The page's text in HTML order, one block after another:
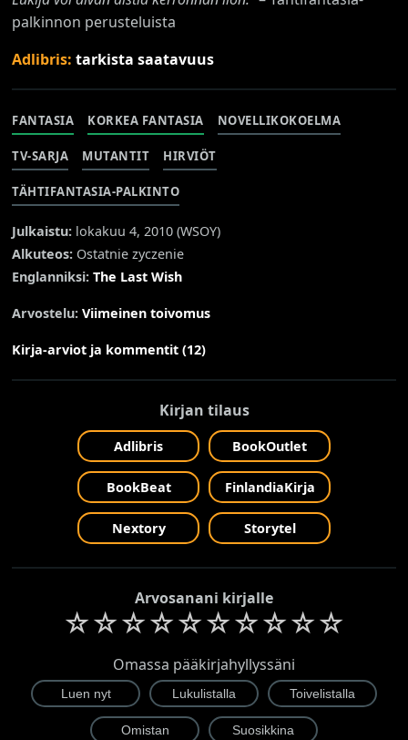
palkinnon perusteluista
Adlibris:tarkista saatavuus
FANTASIA KORKEA FANTASIA NOVELLIKOKOELMA
TV-SARJA MUTANTIT HIRVIÖT
TÄHTIFANTASIA-PALKINTO
Julkaistu: lokakuu 4, 2010 (WSOY)
Alkuteos: Ostatnie zyczenie
Englanniksi: The Last Wish
Arvostelu:Viimeinen toivomus
Kirja-arviot ja kommentit (12)
Kirjan tilaus
Adlibris BookOutlet
BookBeat FinlandiaKirja
Nextory Storytel
Arvosanani kirjalle
☆☆☆☆☆☆☆☆☆☆
Omassa pääkirjahyllyssäni